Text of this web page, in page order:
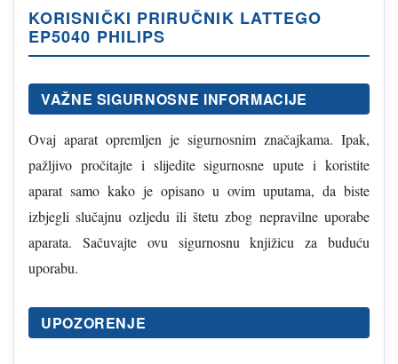
KORISNIČKI PRIRUČNIK LATTEGO
EP5040 PHILIPS
VAŽNE SIGURNOSNE INFORMACIJE
Ovaj aparat opremljen je sigurnosnim značajkama. Ipak,
pažljivo pročitajte i slijedite sigurnosne upute i koristite
aparat samo kako je opisano u ovim uputama, da biste
izbjegli slučajnu ozljedu ili štetu zbog nepravilne uporabe
aparata. Sačuvajte ovu sigurnosnu knjižicu za buduću
uporabu.
UPOZORENJE